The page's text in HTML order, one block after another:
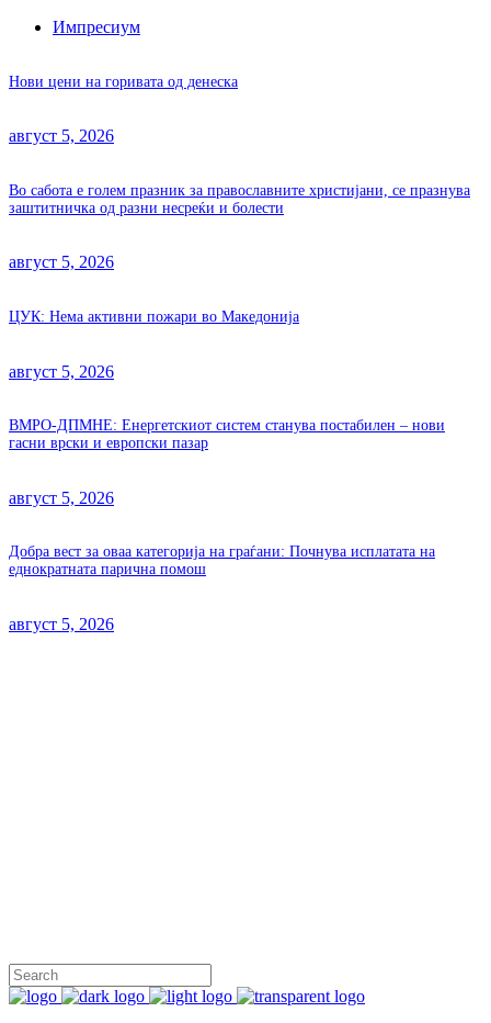
Импресиум
Нови цени на горивата од денеска
август 5, 2026
Во сабота е голем празник за православните христијани, се празнува
заштитничка од разни несреќи и болести
август 5, 2026
ЦУК: Нема активни пожари во Македонија
август 5, 2026
ВМРО-ДПМНЕ: Енергетскиот систем станува постабилен – нови
гасни врски и европски пазар
август 5, 2026
Добра вест за оваа категорија на граѓани: Почнува исплатата на
еднократната парична помош
август 5, 2026